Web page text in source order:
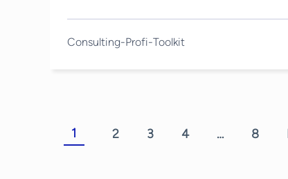
Consulting-Profi-Toolkit
1 2 3 4 … 8